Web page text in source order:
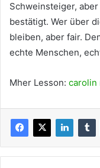
Schweinsteiger,
bestätigt. Wer über
bleiben, aber fair.
echte Menschen,
Mher Lesson: carolin